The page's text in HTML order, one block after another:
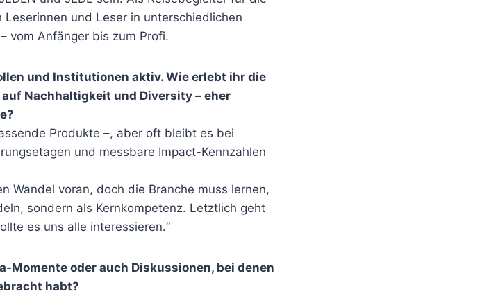
und Leser in unterschiedlichen
vom Anfänger bis zum Profi.
und Institutionen aktiv. Wie erlebt ihr die
Nachhaltigkeit und Diversity – eher
Produkte –, aber oft bleibt es bei
und messbare Impact-Kennzahlen
Wandel voran, doch die Branche muss lernen,
sondern als Kernkompetenz. Letztlich geht
es uns alle interessieren.“
Momente oder auch Diskussionen, bei denen
habt?